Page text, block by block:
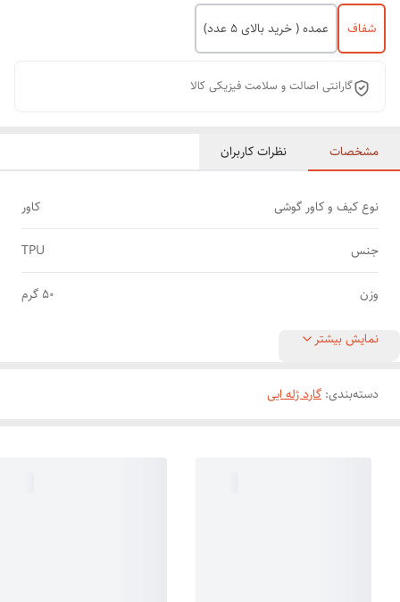
شفاف عمده ( خرید بالای 5 عدد)
گارانتی اصالت و سلامت فیزیکی کالا
مشخصات نظرات کاربران
نوع کیف و کاور گوشی کاور
جنس TPU
وزن 50 گرم
نمایش بیشتر
دسته‌بندی: گارد ژله ایی